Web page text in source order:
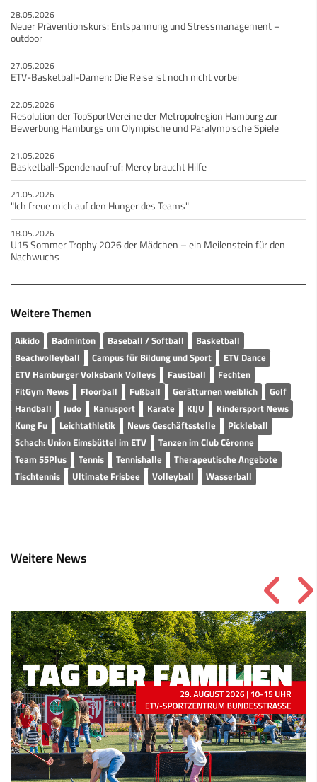
28.05.2026
Neuer Präventionskurs: Entspannung und Stressmanagement –
outdoor
27.05.2026
ETV-Basketball-Damen: Die Reise ist noch nicht vorbei
22.05.2026
Resolution der TopSportVereine der Metropolregion Hamburg zur
Bewerbung Hamburgs um Olympische und Paralympische Spiele
21.05.2026
Basketball-Spendenaufruf: Mercy braucht Hilfe
21.05.2026
"Ich freue mich auf den Hunger des Teams"
18.05.2026
U15 Sommer Trophy 2026 der Mädchen – ein Meilenstein für den
Nachwuchs
Weitere Themen
Aikido Badminton Baseball / Softball
Basketball
Beachvolleyball
Campus für Bildung und Sport
ETV Dance
ETV Hamburger Volksbank Volleys
Faustball
Fechten
FitGym News
Floorball Fußball Gerätturnen weiblich
Golf
Handball
Judo Kanusport Karate KIJU
Kindersport News
Kung Fu
Leichtathletik News Geschäftsstelle
Pickleball
Schach: Union Eimsbüttel im ETV
Tanzen im Club Céronne
Team 55Plus
Tennis Tennishalle
Therapeutische Angebote
Tischtennis
Ultimate Frisbee Volleyball Wasserball
Weitere News